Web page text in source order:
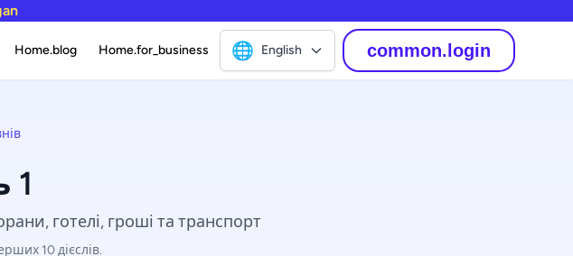
Home.blog Home.for_business 🌐 English common.login
1
готелі, гроші та транспорт
10 дієслів.